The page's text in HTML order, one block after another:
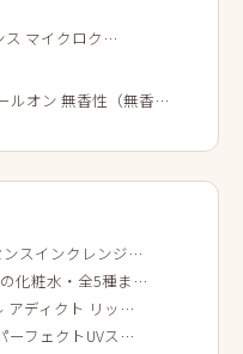
ス マイクロク…
ルオン 無香性（無香…
ンスインクレンジ…
化粧水・全5種ま…
アディクト リッ…
ーフェクトUVス…